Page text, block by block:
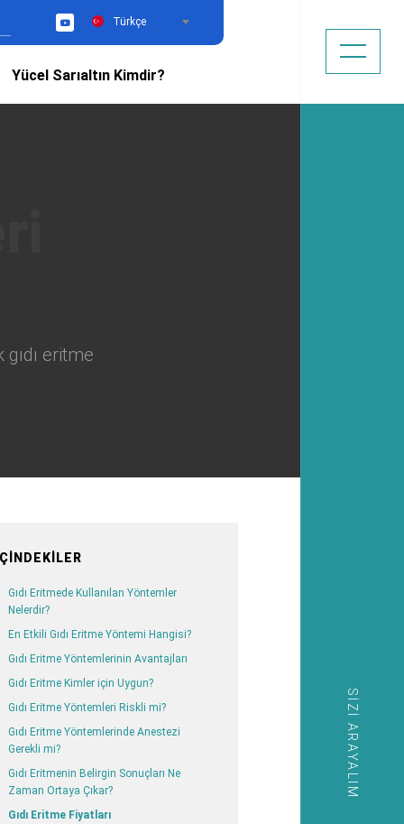
YouTubeTürkçe
Yücel Sarıaltın Kimdir?
SIZI ARAYALIM
eritme
Gıdı Eritmede Kullanılan Yöntemler
Nelerdir?
En Etkili Gıdı Eritme Yöntemi Hangisi?
Gıdı Eritme Yöntemlerinin Avantajları
Gıdı Eritme Kimler için Uygun?
Gıdı Eritme Yöntemleri Riskli mi?
Gıdı Eritme Yöntemlerinde Anestezi
Gerekli mi?
Gıdı Eritmenin Belirgin Sonuçları Ne
Zaman Ortaya Çıkar?
Gıdı Eritme Fiyatları